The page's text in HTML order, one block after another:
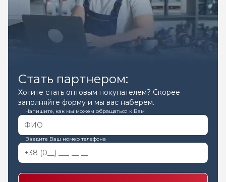
Стать партнером:
Хотите стать оптовым покупателем? Скорее
заполняйте форму и мы вас наберем.
Напишите, как мы можем обращаться к Вам
Введите Ваш номер телефона